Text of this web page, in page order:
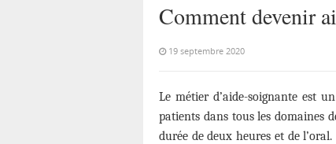
Comment devenir
19 septembre 2020
Le métier d’aide-soignante est
patients dans tous les domaines
durée de deux heures et de